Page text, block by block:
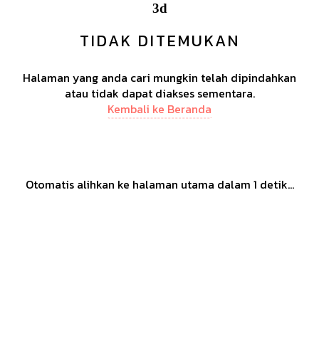
3d
TIDAK DITEMUKAN
Halaman yang anda cari mungkin telah dipindahkan
atau tidak dapat diakses sementara.
Kembali ke Beranda
Otomatis alihkan ke halaman utama dalam 1 detik...